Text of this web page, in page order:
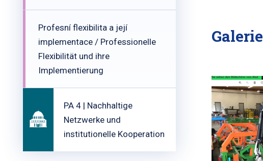
Profesní flexibilita a její
implementace / Professionelle
Flexibilität und ihre
Implementierung
PA 4 | Nachhaltige
Netzwerke und
institutionelle Kooperation
Galerie